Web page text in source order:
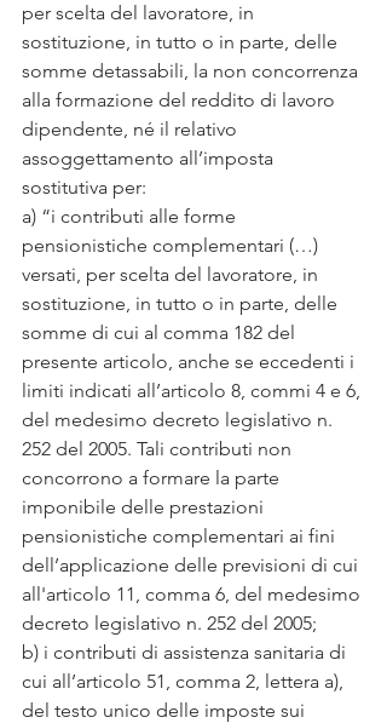
per scelta del lavoratore, in
sostituzione, in tutto o in parte, delle
somme detassabili, la non concorrenza
alla formazione del reddito di lavoro
dipendente, né il relativo
assoggettamento all’imposta
sostitutiva per:
a) “i contributi alle forme
pensionistiche complementari (…)
versati, per scelta del lavoratore, in
sostituzione, in tutto o in parte, delle
somme di cui al comma 182 del
presente articolo, anche se eccedenti i
limiti indicati all’articolo 8, commi 4 e 6,
del medesimo decreto legislativo n.
252 del 2005. Tali contributi non
concorrono a formare la parte
imponibile delle prestazioni
pensionistiche complementari ai fini
dell’applicazione delle previsioni di cui
all'articolo 11, comma 6, del medesimo
decreto legislativo n. 252 del 2005;
b) i contributi di assistenza sanitaria di
cui all’articolo 51, comma 2, lettera a),
del testo unico delle imposte sui